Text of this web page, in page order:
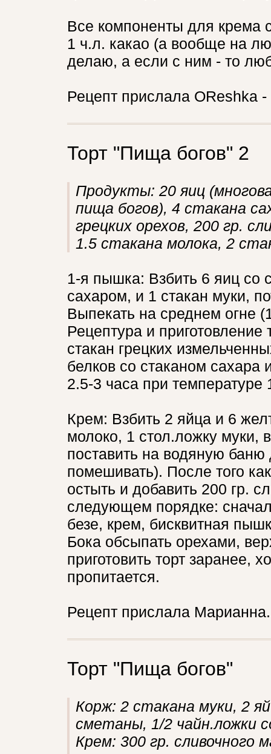
Все компоненты для крема
1 ч.л. какао (а вообще на
делаю, а если с ним - то
Рецепт прислала OReshka
Торт "Пища богов" 2
Продукты: 20 яиц
пища богов), 4 стакана
грецких орехов, 200 гр.
1.5 стакана молока, 2
1-я пышка: Взбить 6 яиц со
сахаром, и 1 стакан муки,
Выпекать на среднем огне
Рецептура и
стакан грецких
белков со стаканом
2.5-3 часа при температуре
Крем: Взбить 2 яйца и 6
молоко, 1 стол.ложку муки,
поставить на водяную баню
помешивать). После того
остыть и добавить 200 гр.
следующем порядке:
безе, крем, бисквитная
Бока обсыпать орехами,
приготовить торт заранее,
пропитается.
Рецепт прислала Марианна.
Торт "Пища богов"
Корж: 2 стакана муки, 2
сметаны, 1/2 чайн.ложки
Крем: 300 гр. сливочного